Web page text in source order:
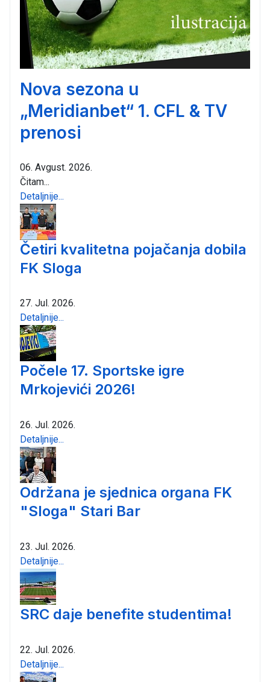
Nova sezona u
„Meridianbet“ 1. CFL & TV
prenosi
06. Avgust. 2026.
Čitam...
Detaljnije...
Četiri kvalitetna pojačanja dobila
FK Sloga
27. Jul. 2026.
Detaljnije...
Počele 17. Sportske igre
Mrkojevići 2026!
26. Jul. 2026.
Detaljnije...
Održana je sjednica organa FK
"Sloga" Stari Bar
23. Jul. 2026.
Detaljnije...
SRC daje benefite studentima!
22. Jul. 2026.
Detaljnije...